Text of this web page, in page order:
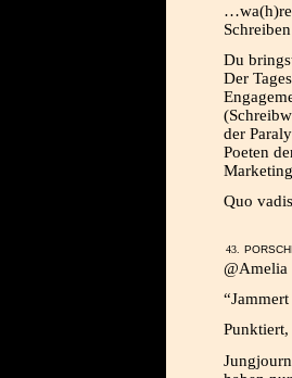
Du
Der
der
Poeten
Quo
@Amelia